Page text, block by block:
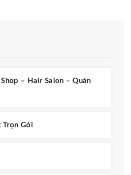
– Hair Salon – Quán
Trọn Gói